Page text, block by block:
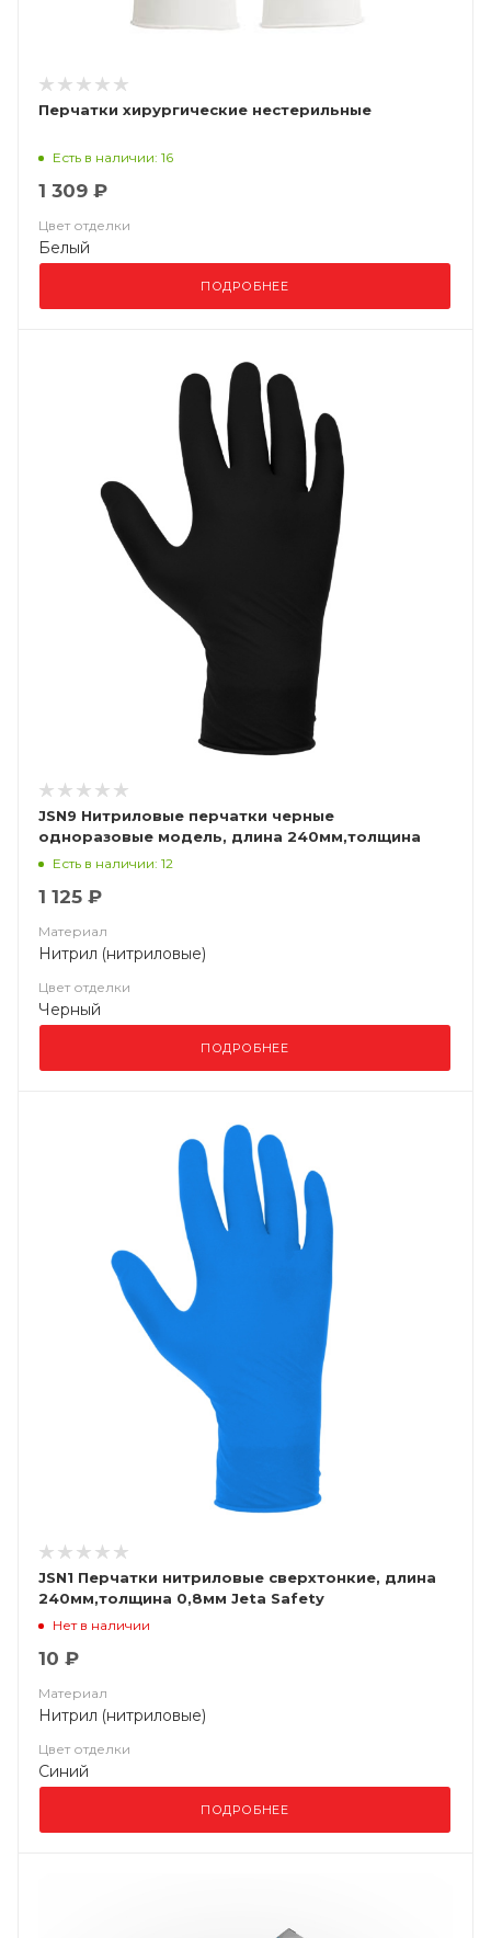
Перчатки хирургические нестерильные
Есть в наличии: 16
1 309 ₽
Цвет отделки
Белый
ПОДРОБНЕЕ
JSN9 Нитриловые перчатки черные
одноразовые модель, длина 240мм,толщина
0,15мм
Есть в наличии: 12
1 125 ₽
Материал
Нитрил (нитриловые)
Цвет отделки
Черный
ПОДРОБНЕЕ
JSN1 Перчатки нитриловые сверхтонкие, длина
240мм,толщина 0,8мм Jeta Safety
Нет в наличии
10 ₽
Материал
Нитрил (нитриловые)
Цвет отделки
Синий
ПОДРОБНЕЕ